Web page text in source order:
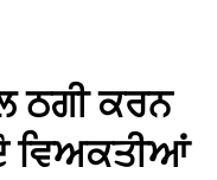
ਠਗੀ ਕਰਨ
ਵਿਅਕਤੀਆਂ